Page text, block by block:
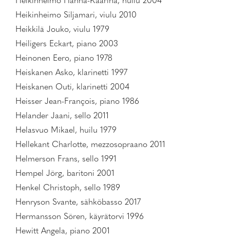
Heikinheimo Siljamari, viulu 2010
Heikkilä Jouko, viulu 1979
Heiligers Eckart, piano 2003
Heinonen Eero, piano 1978
Heiskanen Asko, klarinetti 1997
Heiskanen Outi, klarinetti 2004
Heisser Jean-François, piano 1986
Helander Jaani, sello 2011
Helasvuo Mikael, huilu 1979
Hellekant Charlotte, mezzosopraano 2011
Helmerson Frans, sello 1991
Hempel Jörg, baritoni 2001
Henkel Christoph, sello 1989
Henryson Svante, sähköbasso 2017
Hermansson Sören, käyrätorvi 1996
Hewitt Angela, piano 2001